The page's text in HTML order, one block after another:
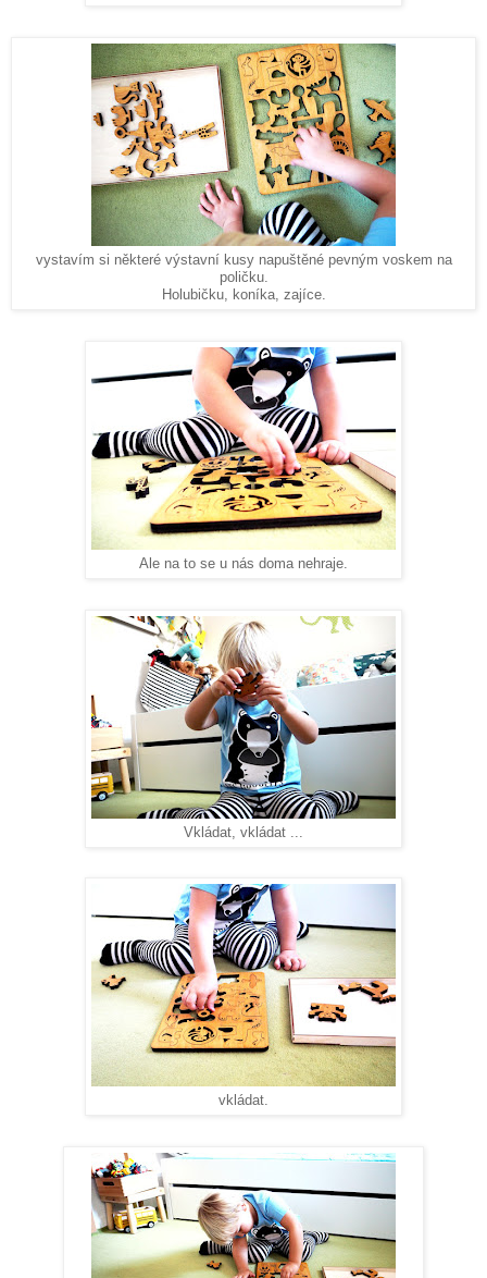
vystavím si některé výstavní kusy napuštěné pevným voskem na
poličku.
Holubičku, koníka, zajíce.
Ale na to se u nás doma nehraje.
Vkládat, vkládat ...
vkládat.